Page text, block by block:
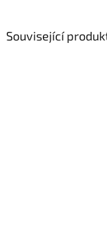
Související